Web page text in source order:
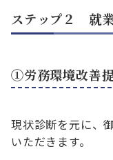
ステップ２ 就
①労務環境改善
現状診断を元に、
いただきます。